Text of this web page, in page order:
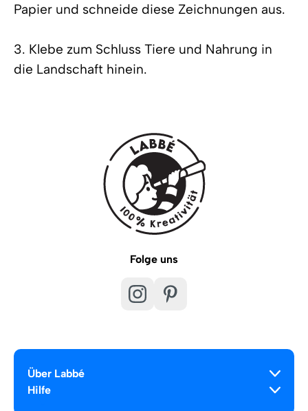
Papier und schneide diese Zeichnungen aus.
3. Klebe zum Schluss Tiere und Nahrung in
die Landschaft hinein.
Folge uns
Über Labbé
Hilfe